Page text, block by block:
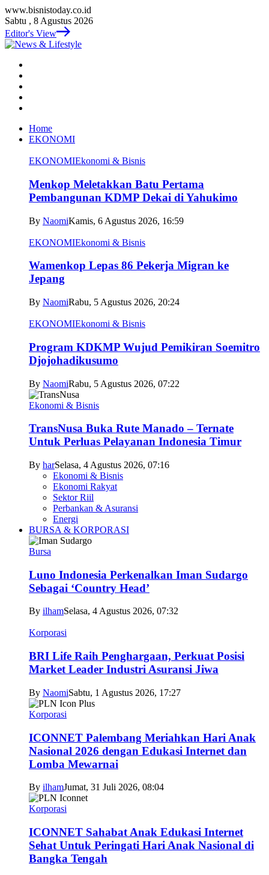
www.bisnistoday.co.id
Sabtu , 8 Agustus 2026
Editor's View
Home
EKONOMI
EKONOMIEkonomi & Bisnis
Menkop Meletakkan Batu Pertama
Pembangunan KDMP Dekai di Yahukimo
By NaomiKamis, 6 Agustus 2026, 16:59
EKONOMIEkonomi & Bisnis
Wamenkop Lepas 86 Pekerja Migran ke
Jepang
By NaomiRabu, 5 Agustus 2026, 20:24
EKONOMIEkonomi & Bisnis
Program KDKMP Wujud Pemikiran Soemitro
Djojohadikusumo
By NaomiRabu, 5 Agustus 2026, 07:22
Ekonomi & Bisnis
TransNusa Buka Rute Manado – Ternate
Untuk Perluas Pelayanan Indonesia Timur
By harSelasa, 4 Agustus 2026, 07:16
Ekonomi & Bisnis
Ekonomi Rakyat
Sektor Riil
Perbankan & Asuransi
Energi
BURSA & KORPORASI
Bursa
Luno Indonesia Perkenalkan Iman Sudargo
Sebagai ‘Country Head’
By ilhamSelasa, 4 Agustus 2026, 07:32
Korporasi
BRI Life Raih Penghargaan, Perkuat Posisi
Market Leader Industri Asuransi Jiwa
By NaomiSabtu, 1 Agustus 2026, 17:27
Korporasi
ICONNET Palembang Meriahkan Hari Anak
Nasional 2026 dengan Edukasi Internet dan
Lomba Mewarnai
By ilhamJumat, 31 Juli 2026, 08:04
Korporasi
ICONNET Sahabat Anak Edukasi Internet
Sehat Untuk Peringati Hari Anak Nasional di
Bangka Tengah